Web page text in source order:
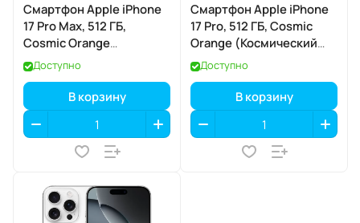
Смартфон Apple iPhone
17 Pro Max, 512 ГБ,
Cosmic Orange
(Космический
оранжевый) SIM+eSIM
Доступно
В корзину
Смартфон Apple iPhone
17 Pro, 512 ГБ, Cosmic
Orange (Космический
оранжевый) SIM+eSIM
Доступно
В корзину